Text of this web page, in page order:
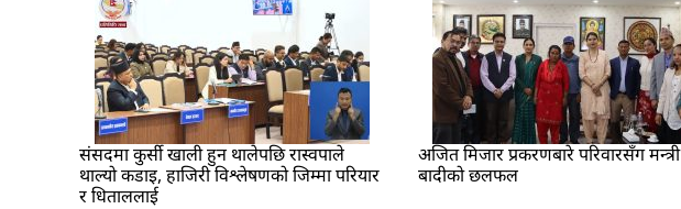
संसदमा कुर्सी खाली हुन थालेपछि रास्वपाले
थाल्यो कडाइ, हाजिरी विश्लेषणको जिम्मा परियार
र धिताललाई
अजित मिजार प्रकरणबारे परिवारसँग मन्त्री
बादीको छलफल